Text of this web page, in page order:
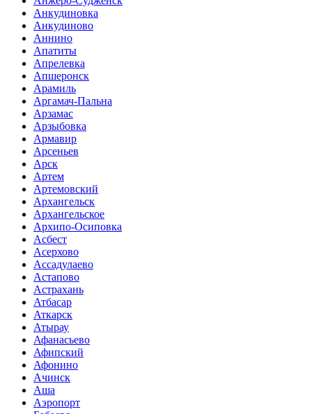
Анкудиновка
Анкудиново
Аннино
Апатиты
Апрелевка
Апшеронск
Арамиль
Аргамач-Пальна
Арзамас
Арзыбовка
Армавир
Арсеньев
Арск
Артем
Артемовский
Архангельск
Архангельское
Архипо-Осиповка
Асбест
Асерхово
Ассадулаево
Астапово
Астрахань
Атбасар
Аткарск
Атырау
Афанасьево
Афипский
Афонино
Ачинск
Аша
Аэропорт